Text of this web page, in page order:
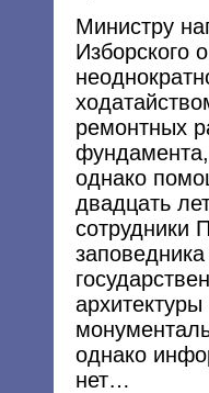
Министру
Изборского
ремонтных
однако
двадцать
сотрудники
однако
нет…